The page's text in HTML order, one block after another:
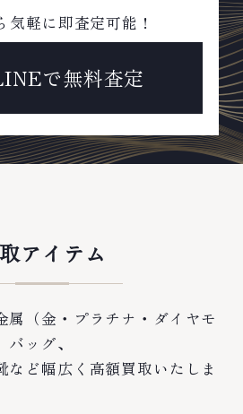
気軽に即査定可能！
で無料査定
アイテム
属（金・プラチナ・ダイヤモ
ッグ、
など幅広く高額買取いたしま